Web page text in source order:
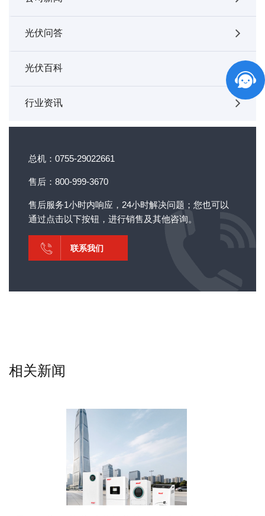
光伏问答
光伏百科
行业资讯
总机：0755-29022661
售后：800-999-3670
售后服务1小时内响应，24小时解决问题；您也可以
通过点击以下按钮，进行销售及其他咨询。
联系我们
相关新闻